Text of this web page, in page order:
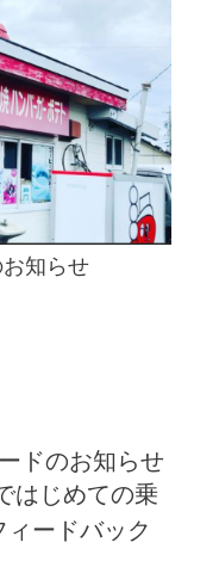
知らせ
ドのお知らせ
はじめての乗
ードバック